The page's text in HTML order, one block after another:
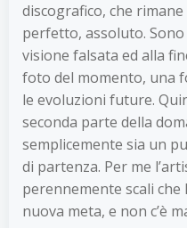
discografico, che
perfetto, assoluto.
visione falsata ed alla
foto del momento, una
le evoluzioni future.
seconda parte della
semplicemente sia un
di partenza. Per me
perennemente scali
nuova meta, e non c’è